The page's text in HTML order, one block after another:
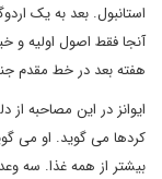
استانبول. بعد به یک
آنجا فقط اصول اولیه و
هفته بعد در خط مقدم
ایوانز در این مصاحبه از
کردها می گوید. او می
بیشتر از همه غذا. سه